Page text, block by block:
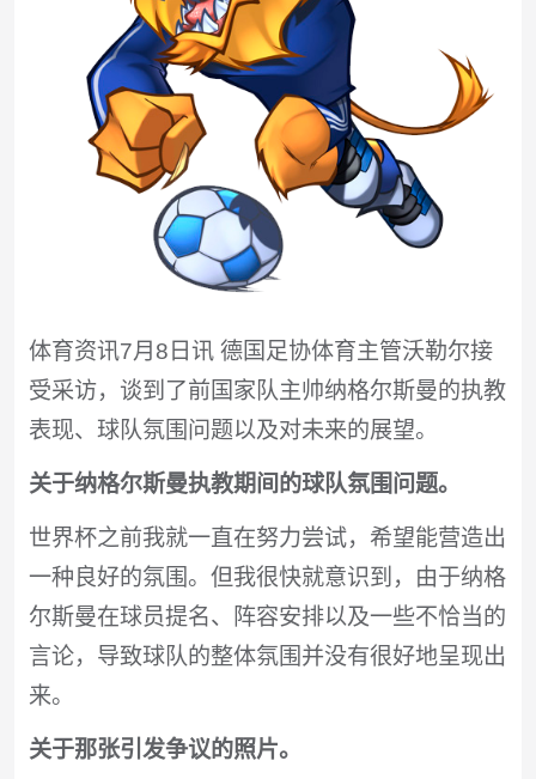
体育资讯7月8日讯 德国足协体育主管沃勒尔接
受采访，谈到了前国家队主帅纳格尔斯曼的执教
表现、球队氛围问题以及对未来的展望。
关于纳格尔斯曼执教期间的球队氛围问题。
世界杯之前我就一直在努力尝试，希望能营造出
一种良好的氛围。但我很快就意识到，由于纳格
尔斯曼在球员提名、阵容安排以及一些不恰当的
言论，导致球队的整体氛围并没有很好地呈现出
来。
关于那张引发争议的照片。